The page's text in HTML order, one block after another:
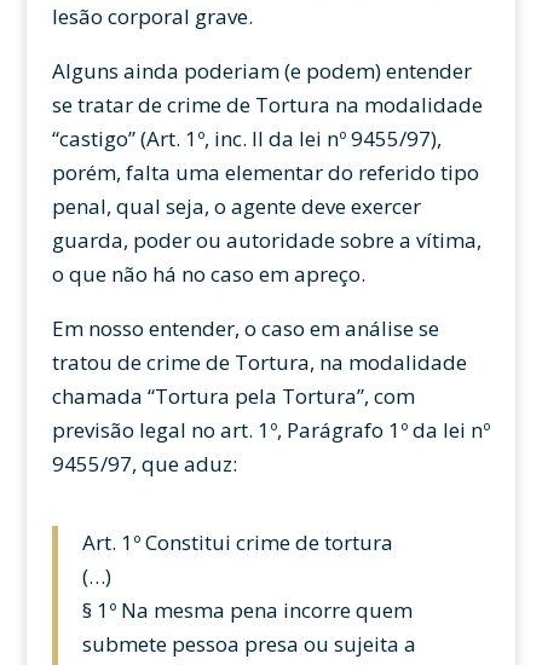
lesão corporal grave.
Alguns ainda poderiam (e podem) entender
se tratar de crime de Tortura na modalidade
“castigo” (Art. 1º, inc. II da lei nº 9455/97),
porém, falta uma elementar do referido tipo
penal, qual seja, o agente deve exercer
guarda, poder ou autoridade sobre a vítima,
o que não há no caso em apreço.
Em nosso entender, o caso em análise se
tratou de crime de Tortura, na modalidade
chamada “Tortura pela Tortura”, com
previsão legal no art. 1º, Parágrafo 1º da lei nº
9455/97, que aduz:
Art. 1º Constitui crime de tortura
(…)
§ 1º Na mesma pena incorre quem
submete pessoa presa ou sujeita a